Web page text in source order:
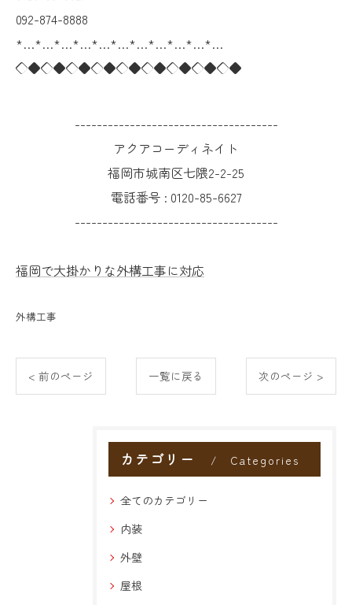
092-874-8888
*…*…*…*…*…*…*…*…*…*…*…
◇◆◇◆◇◆◇◆◇◆◇◆◇◆◇◆◇◆
-------------------------------------
アクアコーディネイト
福岡市城南区七隈2-2-25
電話番号 : 0120-85-6627
-------------------------------------
福岡で大掛かりな外構工事に対応
外構工事
< 前のページ 一覧に戻る 次のページ >
カテゴリー Categories
全てのカテゴリー
内装
外壁
屋根